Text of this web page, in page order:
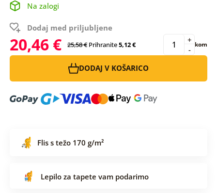
Na zalogi
Dodaj med priljubljene
20,46 € 25,58 € Prihranite5,12 € -
+ kom
DODAJ V KOŠARICO
Flis s težo 170 g/m²
Lepilo za tapete vam podarimo